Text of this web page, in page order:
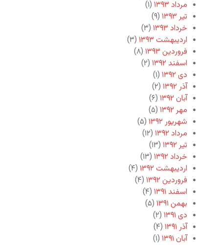
مرداد ۱۳۹۳
(۱)
تیر ۱۳۹۳
(۹)
خرداد ۱۳۹۳
(۳)
اردیبهشت ۱۳۹۳
(۳)
فروردین ۱۳۹۳
(۸)
اسفند ۱۳۹۲
(۲)
دی ۱۳۹۲
(۱)
آذر ۱۳۹۲
(۲)
آبان ۱۳۹۲
(۶)
مهر ۱۳۹۲
(۵)
شهریور ۱۳۹۲
(۵)
مرداد ۱۳۹۲
(۱۲)
تیر ۱۳۹۲
(۱۳)
خرداد ۱۳۹۲
(۱۳)
اردیبهشت ۱۳۹۲
(۴)
فروردین ۱۳۹۲
(۴)
اسفند ۱۳۹۱
(۴)
بهمن ۱۳۹۱
(۵)
دی ۱۳۹۱
(۲)
آذر ۱۳۹۱
(۴)
آبان ۱۳۹۱
(۱)